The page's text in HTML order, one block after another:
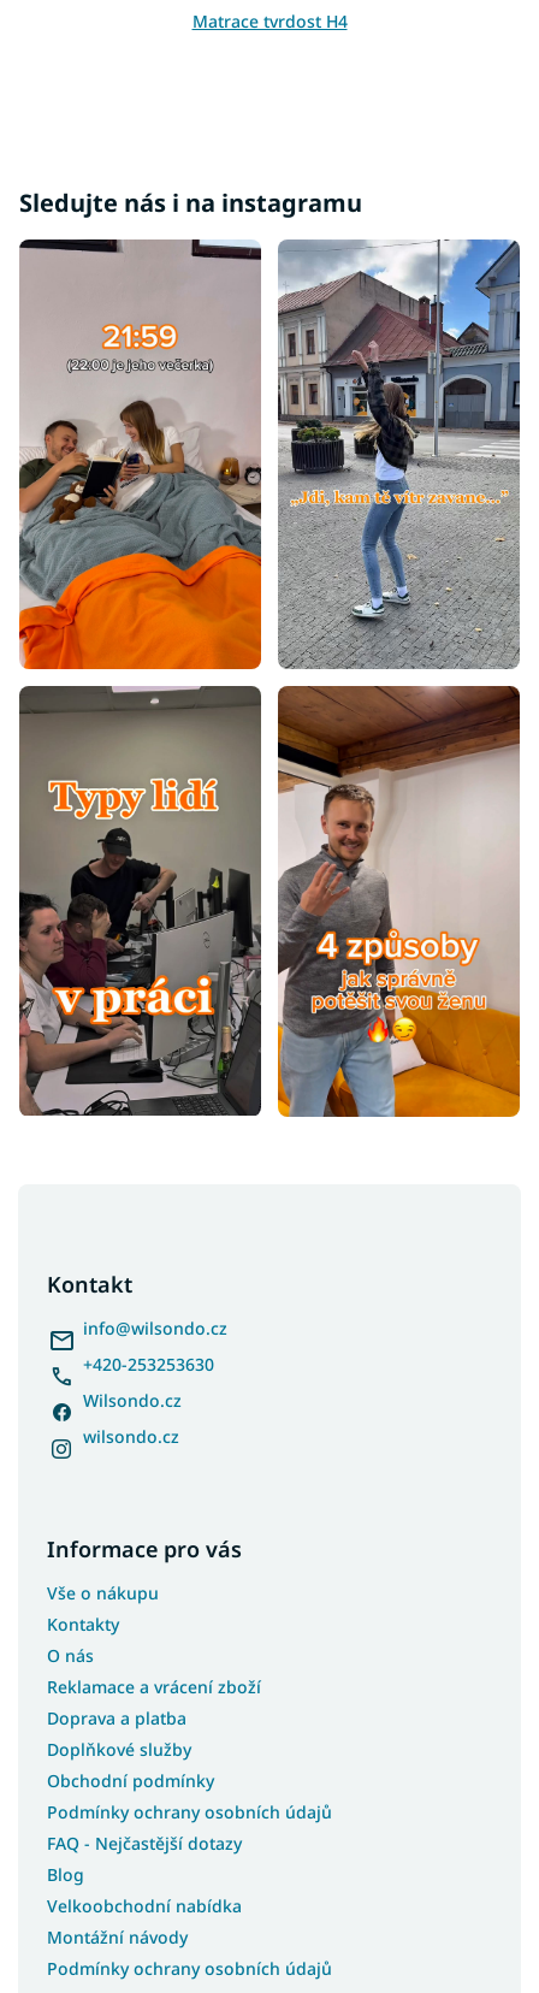
s
Matrace tvrdost H4
Sledujte nás i na instagramu
Kontakt
info@wilsondo.cz
+420-253253630
Wilsondo.cz
wilsondo.cz
Informace pro vás
Vše o nákupu
Kontakty
O nás
Reklamace a vrácení zboží
Doprava a platba
Doplňkové služby
Obchodní podmínky
Podmínky ochrany osobních údajů
FAQ - Nejčastější dotazy
Blog
Velkoobchodní nabídka
Montážní návody
Podmínky ochrany osobních údajů